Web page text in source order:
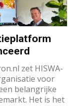
zet HISWA-
voor
belangrijke
Het is het